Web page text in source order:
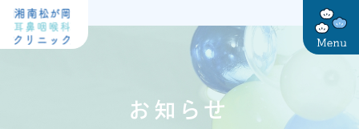
お知らせ